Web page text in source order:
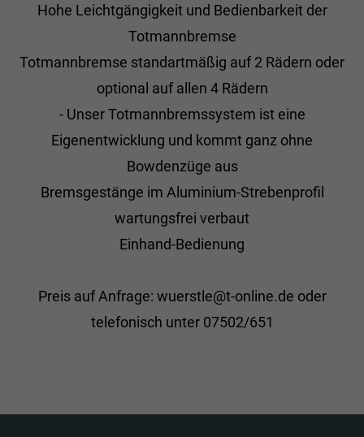
Hohe Leichtgängigkeit und Bedienbarkeit der
Totmannbremse
Totmannbremse standartmäßig auf 2 Rädern oder
optional auf allen 4 Rädern
- Unser Totmannbremssystem ist eine
Eigenentwicklung und kommt ganz ohne
Bowdenzüge aus
Bremsgestänge im Aluminium-Strebenprofil
wartungsfrei verbaut
Einhand-Bedienung
Preis auf Anfrage: wuerstle@t-online.de oder
telefonisch unter 07502/651